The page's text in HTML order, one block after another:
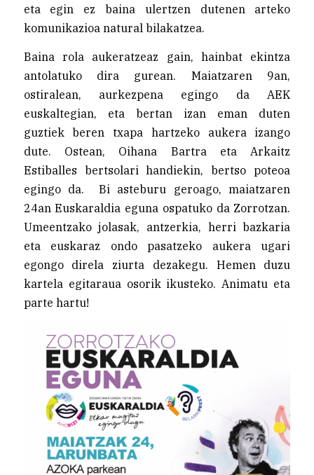
eta egin ez baina ulertzen dutenen arteko
komunikazioa natural bilakatzea.
Baina rola aukeratzeaz gain, hainbat ekintza
antolatuko dira gurean. Maiatzaren 9an,
ostiralean, aurkezpena egingo da AEK
euskaltegian, eta bertan izan eman duten
guztiek beren txapa hartzeko aukera izango
dute. Ostean, Oihana Bartra eta Arkaitz
Estiballes bertsolari handiekin, bertso poteoa
egingo da. Bi asteburu geroago, maiatzaren
24an Euskaraldia eguna ospatuko da Zorrotzan.
Umeentzako jolasak, antzerkia, herri bazkaria
eta euskaraz ondo pasatzeko aukera ugari
egongo direla ziurta dezakegu. Hemen duzu
kartela egitaraua osorik ikusteko. Animatu eta
parte hartu!